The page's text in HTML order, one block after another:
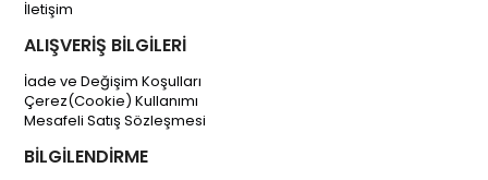
İletişim
ALIŞVERİŞ BİLGİLERİ
İade ve Değişim Koşulları
Çerez(Cookie) Kullanımı
Mesafeli Satış Sözleşmesi
BİLGİLENDİRME